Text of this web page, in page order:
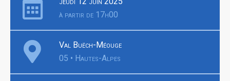
à partir de 17h00
Val Buëch-Méouge
05 • Hautes-Alpes